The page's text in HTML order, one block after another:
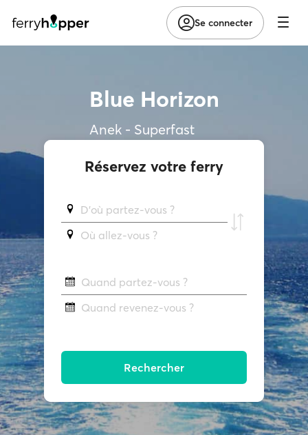
Se connecter
Blue Horizon
Anek - Superfast
Réservez votre ferry
D'où partez-vous ?
Où allez-vous ?
Quand partez-vous ?
Quand revenez-vous ?
Rechercher